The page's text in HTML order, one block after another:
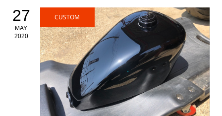
27
MAY
2020
CUSTOM